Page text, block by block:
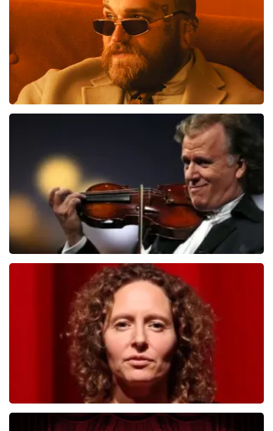
BESTEL NU
Andre Rieu
laatste 30 minuten
BESTEL NU
Esther van der Voort